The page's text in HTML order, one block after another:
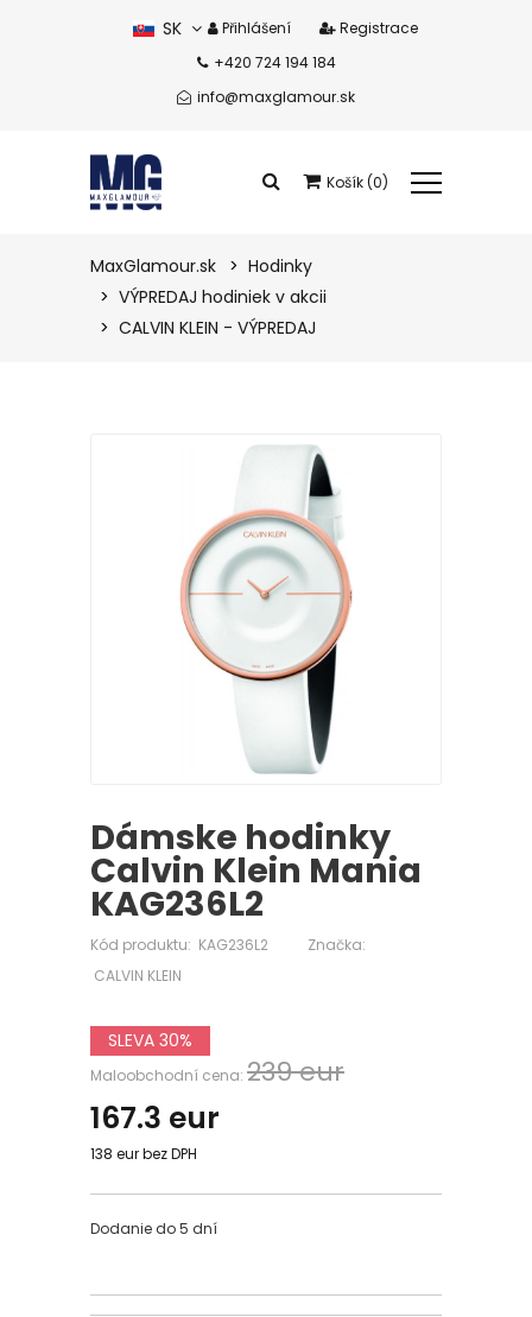
+420 724 194 184
info@maxglamour.sk
SK Přihlášení Registrace
Košík (0)
Zobrazit košík
MaxGlamour.sk
Hodinky
VÝPREDAJ hodiniek v akcii
CALVIN KLEIN - VÝPREDAJ
Dámske hodinky
Calvin Klein Mania
KAG236L2
Kód produktu: KAG236L2
Značka:
CALVIN KLEIN
SLEVA 30%
Maloobchodní cena: 239 eur
167.3 eur
138 eur bez DPH
Dodanie do 5 dní